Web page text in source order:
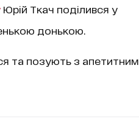
Юрій Ткач поділився у
донькою.
та позують з апетитним